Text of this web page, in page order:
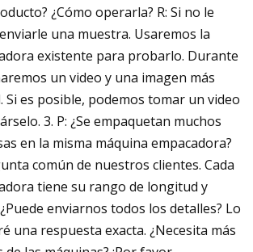
¿Cómo operarla? R: Si no le
una muestra. Usaremos la
existente para probarlo. Durante
un video y una imagen más
Si es posible, podemos tomar un video
3. P: ¿Se empaquetan muchos
en la misma máquina empacadora?
común de nuestros clientes. Cada
tiene su rango de longitud y
enviarnos todos los detalles? Lo
una respuesta exacta. ¿Necesita más